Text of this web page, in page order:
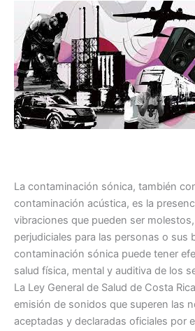
La contaminación sónica, también
contaminación acústica, es la
vibraciones que pueden ser
perjudiciales para las personas o sus
contaminación sónica puede tener
salud física, mental y auditiva de los
La Ley General de Salud de Costa
emisión de sonidos que superen las
aceptadas y declaradas oficiales por